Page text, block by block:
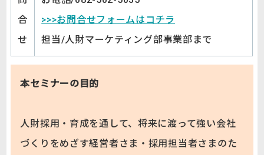
合
せ
>>>お問合せフォームはコチラ
担当/人財マーケティング部事業部まで
本セミナーの目的
人財採用・育成を通して、将来に渡って強い会社
づくりをめざす経営者さま・採用担当者さまのた